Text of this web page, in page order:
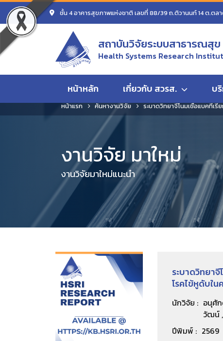
ชั้น 4 อาคารสุขภาพแห่งชาติ เลขที่ 88/39 ถ.ติวานนท์ 14 ต.ตล
สถาบันวิจัยระบบสาธารณสุ
Health Systems Research
หน้าหลัก เกี่ยวกับ สวรส. บ
หน้าแรก ค้นหางานวิจัย ระบาดวิทยาจีโนมเชื้อแบคทีเ
งานวิจัย มาใหม่
งานวิจัยมาใหม่แนะนำ
ระบาดวิทยา
โรคไข้หูดับใน
นักวิจัย : อนุศั
วัฒน์
ปีพิมพ์ : 2569